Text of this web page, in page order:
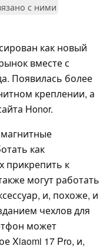
с ними
как новый
вместе с
Появилась более
креплении, а
Honor.
как
прикрепить к
могут работать
и, похоже, и
чехлов для
может
Xiaomi 17 Pro, и,